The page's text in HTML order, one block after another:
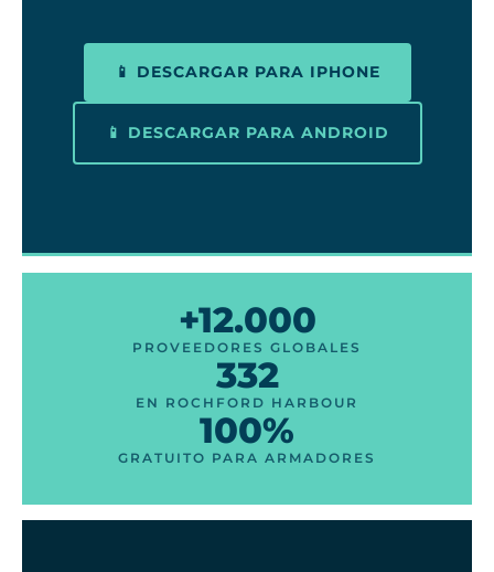
📱 DESCARGAR PARA IPHONE
📱 DESCARGAR PARA ANDROID
+12.000
PROVEEDORES GLOBALES
332
EN ROCHFORD HARBOUR
100%
GRATUITO PARA ARMADORES